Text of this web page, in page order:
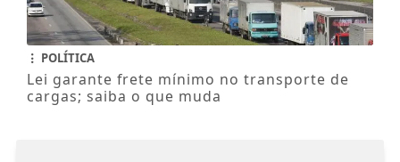
POLÍTICA
Lei garante frete mínimo no transporte de
cargas; saiba o que muda